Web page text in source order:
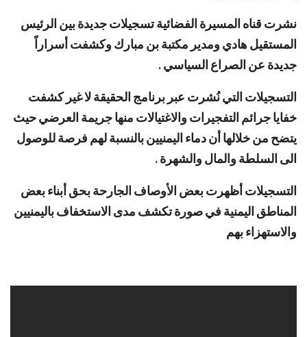
نشرت قناه المسيرة الفضائية تسجيلات جديدة بين الرئيس
المستقيل هادي ومدير مكتبة بن مبارك وكشفت أسراراً
جديدة عن الصراع السياسي .
التسجيلات التي نُشرت عبر برنامج الحقيقة لا غير كشفت
خفايا جرائم التفجيرات والاغتيالات منها جريمة العرضي حيث
يتضح من خلالها أن دماء اليمنيين بالنسبة لهم فرصة للوصول
الى السلطة والمال والشهرة .
التسجيلات أظهرت بعض الأوصاف الجارحة بحق أبناء بعض
المناطق اليمنية في صورة تكشف مدى الاستخفاف باليمنيين
والاستهزاء بهم